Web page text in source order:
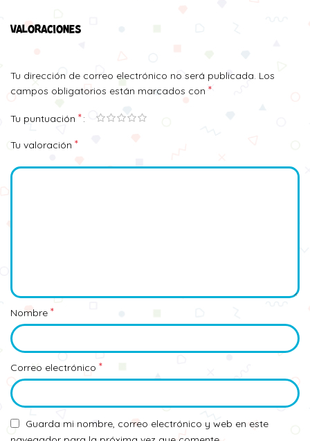
VALORACIONES
Tu dirección de correo electrónico no será publicada. Los
campos obligatorios están marcados con *
Tu puntuación *
Tu valoración *
Nombre *
Correo electrónico *
Guarda mi nombre, correo electrónico y web en este